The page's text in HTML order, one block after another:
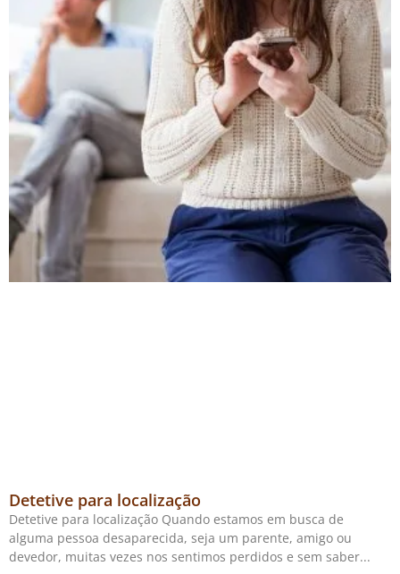
Detetive para localização
Detetive para localização Quando estamos em busca de
alguma pessoa desaparecida, seja um parente, amigo ou
devedor, muitas vezes nos sentimos perdidos e sem saber